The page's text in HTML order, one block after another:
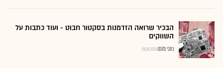
הבכיר שרואה הזדמנות בסקטור חבוט - ועוד כתבות על
השווקים
01.08.2026כתבי גלובס